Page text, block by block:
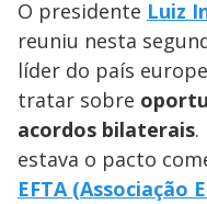
O presidente Luiz
reuniu nesta
líder do país
tratar sobre
acordos bilaterais.
estava o pacto
EFTA (Associação